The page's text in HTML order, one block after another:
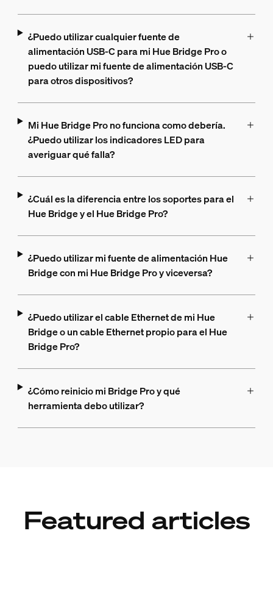
¿Puedo utilizar cualquier fuente de
alimentación USB-C para mi Hue Bridge Pro o
puedo utilizar mi fuente de alimentación USB-C
para otros dispositivos?
Mi Hue Bridge Pro no funciona como debería.
¿Puedo utilizar los indicadores LED para
averiguar qué falla?
¿Cuál es la diferencia entre los soportes para el
Hue Bridge y el Hue Bridge Pro?
¿Puedo utilizar mi fuente de alimentación Hue
Bridge con mi Hue Bridge Pro y viceversa?
¿Puedo utilizar el cable Ethernet de mi Hue
Bridge o un cable Ethernet propio para el Hue
Bridge Pro?
¿Cómo reinicio mi Bridge Pro y qué
herramienta debo utilizar?
Featured articles